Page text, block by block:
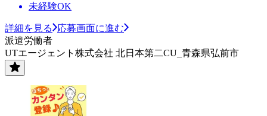
未経験OK
詳細を見る
応募画面に進む
派遣労働者
UTエージェント株式会社 北日本第二CU_青森県弘前市